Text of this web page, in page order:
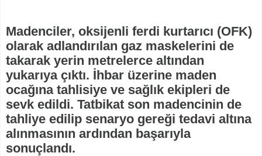
Madenciler, oksijenli ferdi kurtarıcı (OFK)
olarak adlandırılan gaz maskelerini de
takarak yerin metrelerce altından
yukarıya çıktı. İhbar üzerine maden
ocağına tahlisiye ve sağlık ekipleri de
sevk edildi. Tatbikat son madencinin de
tahliye edilip senaryo gereği tedavi altına
alınmasının ardından başarıyla
sonuçlandı.